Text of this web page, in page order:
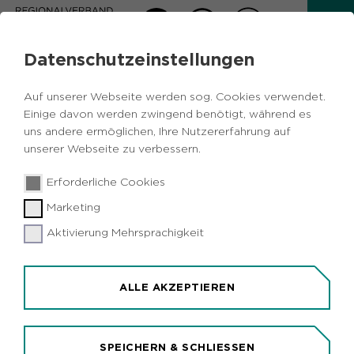
Datenschutzeinstellungen
Auf unserer Webseite werden sog. Cookies verwendet.
Einige davon werden zwingend benötigt, während es
uns andere ermöglichen, Ihre Nutzererfahrung auf
unserer Webseite zu verbessern.
Erforderliche Cookies
Marketing
Aktivierung Mehrsprachigkeit
ALLE AKZEPTIEREN
SPEICHERN & SCHLIESSEN
AKTUELLES
Zurück
Stadt Oberhausen und STOAG
unterstützen mit Buswerbung RVR-
Kampagne zur ersten Ruhrwahl